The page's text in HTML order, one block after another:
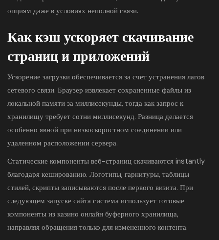
опциям даже в условиях неполной связи.
Как кэш ускоряет скачивание
страниц и приложений
Ускорение загрузки обеспечивается за счет устранения лагов
сетевого связи. Браузер извлекает сохраненные файлы из
локальной памяти за миллисекунды, тогда как запрос к
хранилищу требует сотни миллисекунд. Разница делается
особенно явной при низкоскоростном соединении или
удаленном расположении сервера.
Статические компоненты веб-страниц скачиваются instantly
благодаря кешированию. Логотипы, гарнитуры, таблицы
стилей, скрипты записываются после первого визита. При
следующем запуске сайта система использует готовые
компоненты из казино онлайн буферного хранилища,
направляя обращения только для измененного контента.